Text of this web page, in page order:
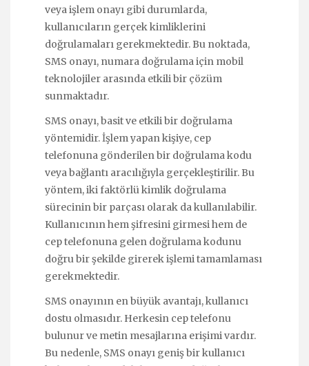
veya işlem onayı gibi durumlarda,
kullanıcıların gerçek kimliklerini
doğrulamaları gerekmektedir. Bu noktada,
SMS onayı, numara doğrulama için mobil
teknolojiler arasında etkili bir çözüm
sunmaktadır.
SMS onayı, basit ve etkili bir doğrulama
yöntemidir. İşlem yapan kişiye, cep
telefonuna gönderilen bir doğrulama kodu
veya bağlantı aracılığıyla gerçekleştirilir. Bu
yöntem, iki faktörlü kimlik doğrulama
sürecinin bir parçası olarak da kullanılabilir.
Kullanıcının hem şifresini girmesi hem de
cep telefonuna gelen doğrulama kodunu
doğru bir şekilde girerek işlemi tamamlaması
gerekmektedir.
SMS onayının en büyük avantajı, kullanıcı
dostu olmasıdır. Herkesin cep telefonu
bulunur ve metin mesajlarına erişimi vardır.
Bu nedenle, SMS onayı geniş bir kullanıcı